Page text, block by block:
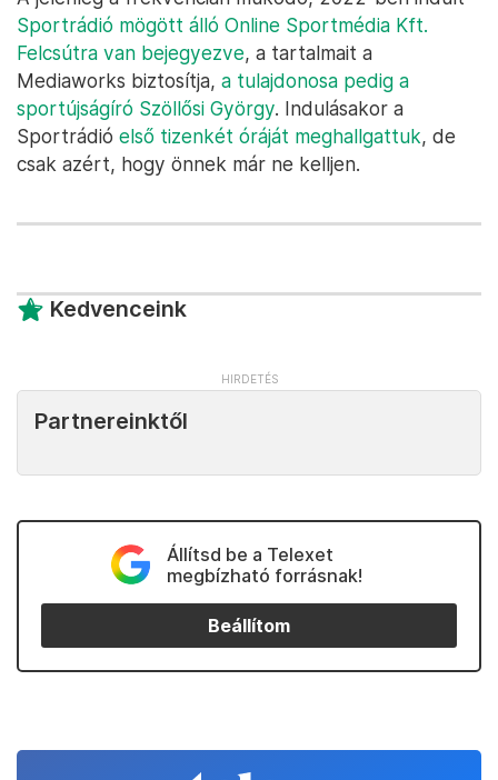
Sportrádió mögött álló Online Sportmédia Kft.
Felcsútra van bejegyezve, a tartalmait a
Mediaworks biztosítja, a tulajdonosa pedig a
sportújságíró Szöllősi György. Indulásakor a
Sportrádió első tizenkét óráját meghallgattuk, de
csak azért, hogy önnek már ne kelljen.
Kedvenceink
Partnereinktől
Állítsd be a Telexet
megbízható forrásnak!
Beállítom